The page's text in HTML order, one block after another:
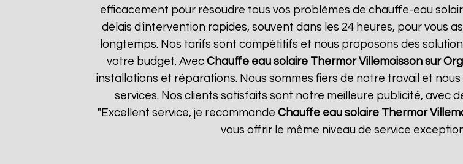
efficacement pour résoudre tous vos problèmes de chauffe-eau
délais d'intervention rapides, souvent dans les 24 heures, pour vous
longtemps. Nos tarifs sont compétitifs et nous proposons des
votre budget. Avec Chauffe eau solaire Thermor Villemoisson sur
installations et réparations. Nous sommes fiers de notre travail et
services. Nos clients satisfaits sont notre meilleure publicité, avec
"Excellent service, je recommande Chauffe eau solaire Thermor
vous offrir le même niveau de service